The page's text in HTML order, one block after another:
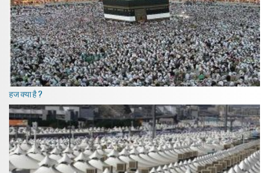
हज क्या है ?